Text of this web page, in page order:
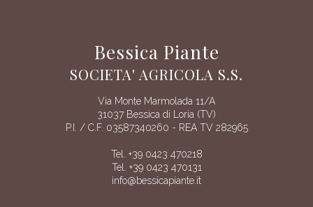
Bessica Piante
SOCIETA' AGRICOLA S.S.
Via Monte Marmolada 11/A
31037 Bessica di Loria (TV)
P.I. / C.F. 03587340260 - REA TV 282965
Tel. +39 0423 470218
Tel. +39 0423 470131
info@bessicapiante.it